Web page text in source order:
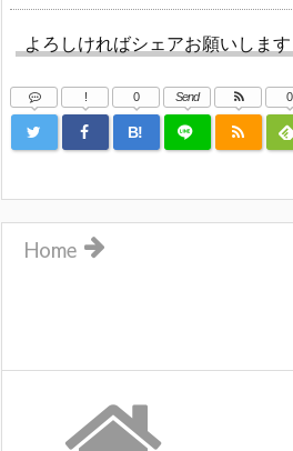
よろしければシェアお願いします
!
B!
0 Send 0
Home